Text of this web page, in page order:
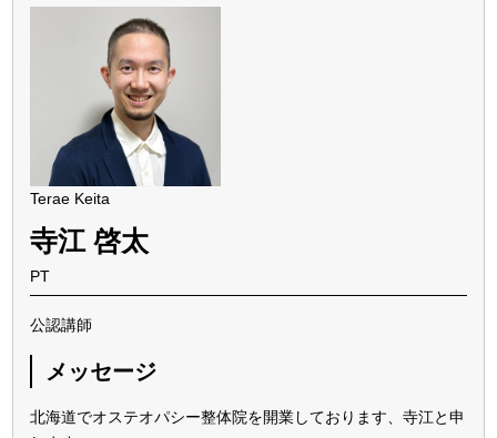
Terae Keita
寺江 啓太
PT
公認講師
メッセージ
北海道でオステオパシー整体院を開業しております、寺江と申